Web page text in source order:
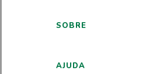
SOBRE
AJUDA